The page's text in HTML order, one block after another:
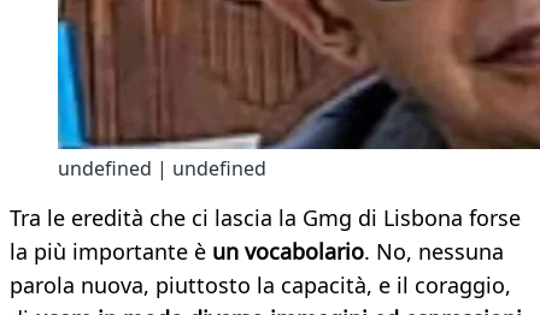
undefined | undefined
Tra le eredità che ci lascia la Gmg di Lisbona forse
la più importante è un vocabolario. No, nessuna
parola nuova, piuttosto la capacità, e il coraggio,